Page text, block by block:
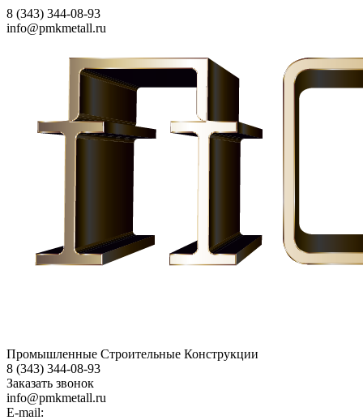
8 (343) 344-08-93
info@pmkmetall.ru
Промышленные Строительные Конструкции
8 (343) 344-08-93
Заказать звонок
info@pmkmetall.ru
E-mail: